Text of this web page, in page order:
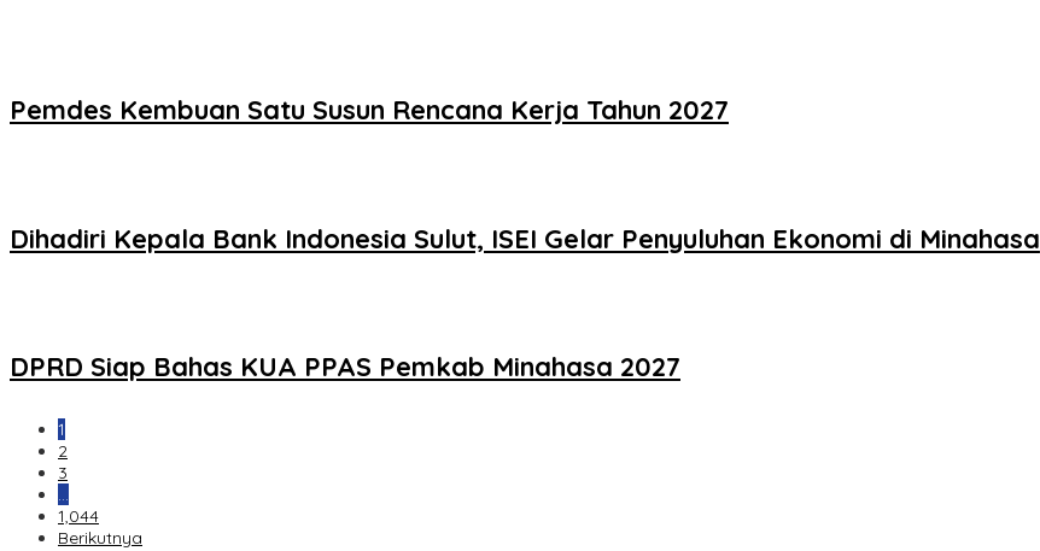
Pemdes Kembuan Satu Susun Rencana Kerja Tahun 2027
Dihadiri Kepala Bank Indonesia Sulut, ISEI Gelar Penyuluhan Ekonomi di Minahasa
DPRD Siap Bahas KUA PPAS Pemkab Minahasa 2027
1
2
3
…
1,044
Berikutnya